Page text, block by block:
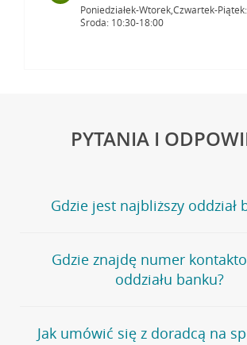
Poniedziałek-Wtorek,Czwartek-
Środa: 10:30-18:00
PYTANIA I
Gdzie jest najbliższy oddział
Jeśli szukasz oddziału naszego banku,
stronęPlacówki i bankomaty, na której
wygodna wyszukiwarka.
oddziałów
Gdzie znajdę numer
oddziału banku?
Bank Credit Agricole nie udostępnia
telefonu do placówki bankowej.
Jak umówić się z doradcą na